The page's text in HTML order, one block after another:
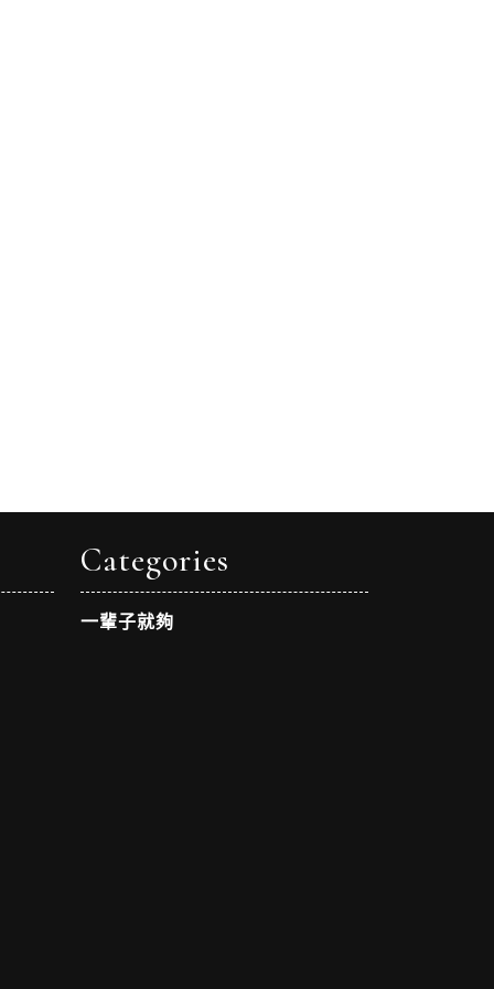
Categories
一輩子就夠